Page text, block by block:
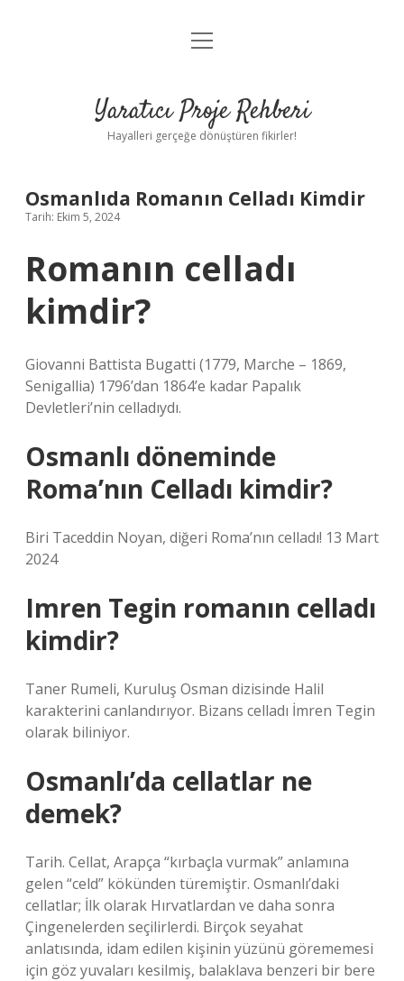
Anasayfa
Yasal Uyarı
menüyü
Yaratıcı Proje Rehberi
Hayalleri gerçeğe dönüştüren fikirler!
Osmanlıda Romanın Celladı Kimdir
Tarih: Ekim 5, 2024
Romanın celladı
kimdir?
Giovanni Battista Bugatti (1779, Marche – 1869,
Senigallia) 1796’dan 1864’e kadar Papalık
Devletleri’nin celladıydı.
Osmanlı döneminde
Roma’nın Celladı kimdir?
Biri Taceddin Noyan, diğeri Roma’nın celladı! 13 Mart
2024
Imren Tegin romanın celladı
kimdir?
Taner Rumeli, Kuruluş Osman dizisinde Halil
karakterini canlandırıyor. Bizans celladı İmren Tegin
olarak biliniyor.
Osmanlı’da cellatlar ne
demek?
Tarih. Cellat, Arapça “kırbaçla vurmak” anlamına
gelen “celd” kökünden türemiştir. Osmanlı’daki
cellatlar; İlk olarak Hırvatlardan ve daha sonra
Çingenelerden seçilirlerdi. Birçok seyahat
anlatısında, idam edilen kişinin yüzünü görememesi
için göz yuvaları kesilmiş, balaklava benzeri bir bere